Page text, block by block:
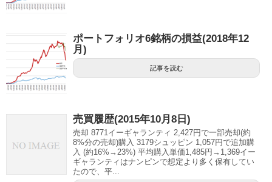
ポートフォリオ6銘柄の損益(2018年12
月)
記事を読む
売買履歴(2015年10月8日)
売却 8771イーギャランティ 2,427円で一部売却(約
8%分の売却)購入 3179シュッピン 1,057円で追加購
入 (約16%→23%) 平均購入単価1,485円→1,369イー
ギャランティはナンピンで想定より多く保有してい
たので、平...